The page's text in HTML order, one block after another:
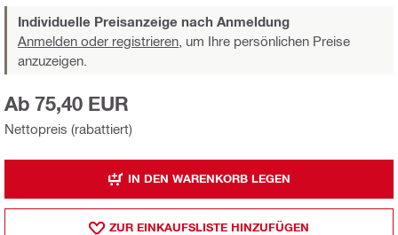
Individuelle Preisanzeige nach Anmeldung
Anmelden oder registrieren, um Ihre persönlichen Preise
anzuzeigen.
Nettopreis (rabattiert)
Ab 75,40 EUR
IN DEN WARENKORB LEGEN
ZUR EINKAUFSLISTE HINZUFÜGEN